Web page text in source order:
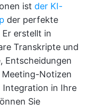
ist der KI-
der perfekte
erstellt in
Transkripte und
Entscheidungen
Meeting-Notizen
Integration in Ihre
Sie